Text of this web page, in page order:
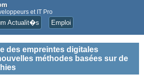
et IT Pro
Actualit�s Emploi
des empreintes digitales
méthodes basées sur de